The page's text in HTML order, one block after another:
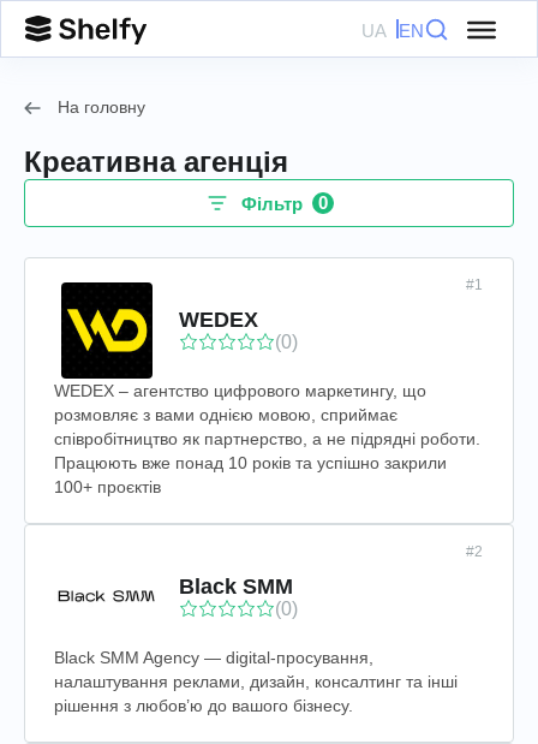
UA EN
На головну
Креативна агенція
Фільтр 0
WEDEX
(0)
WEDEX – агентство цифрового маркетингу, що
розмовляє з вами однією мовою, сприймає
співробітництво як партнерство, а не підрядні роботи.
Працюють вже понад 10 років та успішно закрили
100+ проєктів
#1
Black SMM
(0)
Black SMM Agency — digital-просування,
налаштування реклами, дизайн, консалтинг та інші
рішення з любов’ю до вашого бізнесу.
#2